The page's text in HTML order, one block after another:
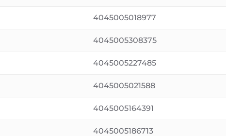
4045005018977
4045005308375
4045005227485
4045005021588
4045005164391
4045005186713